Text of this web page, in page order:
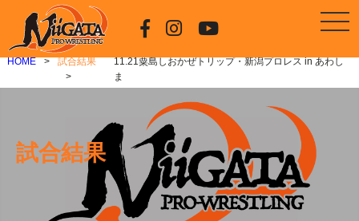
HOME 試合結果
11.21粟島しおかぜトリップ・新潟プロレス in あわし
ま
試合結果